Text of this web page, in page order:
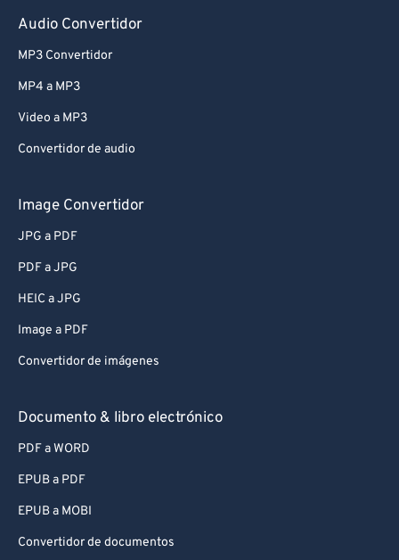
Audio Convertidor
MP3 Convertidor
MP4 a MP3
Video a MP3
Convertidor de audio
Image Convertidor
JPG a PDF
PDF a JPG
HEIC a JPG
Image a PDF
Convertidor de imágenes
Documento & libro electrónico
PDF a WORD
EPUB a PDF
EPUB a MOBI
Convertidor de documentos